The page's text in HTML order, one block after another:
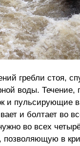
гребли стоя,
воды. Течение,
и пульсирующие
и болтает во
во всех
позволяющую в